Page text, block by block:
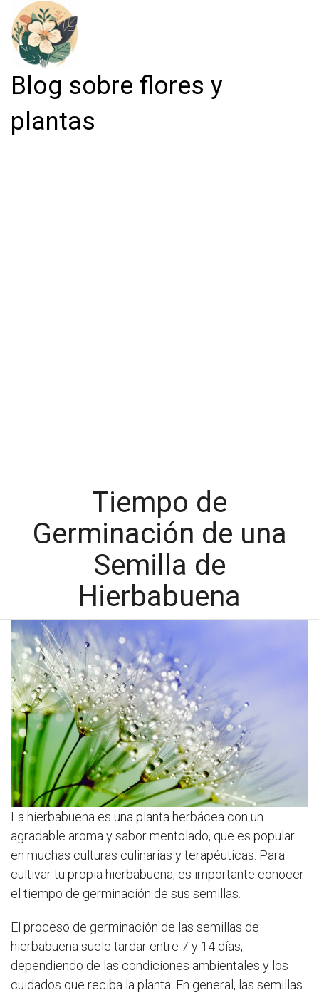
Blog sobre flores y
plantas
Tiempo de
Germinación de una
Semilla de
Hierbabuena
La hierbabuena es una planta herbácea con un
agradable aroma y sabor mentolado, que es popular
en muchas culturas culinarias y terapéuticas. Para
cultivar tu propia hierbabuena, es importante conocer
el tiempo de germinación de sus semillas.
El proceso de germinación de las semillas de
hierbabuena suele tardar entre 7 y 14 días,
dependiendo de las condiciones ambientales y los
cuidados que reciba la planta. En general, las semillas